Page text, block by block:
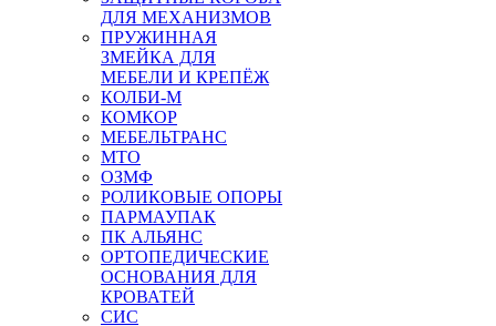
ДЛЯ МЕХАНИЗМОВ
ПРУЖИННАЯ
ЗМЕЙКА ДЛЯ
МЕБЕЛИ И КРЕПЁЖ
КОЛБИ-М
КОМКОР
МЕБЕЛЬТРАНС
MTO
ОЗМФ
РОЛИКОВЫЕ ОПОРЫ
ПАРМАУПАК
ПК АЛЬЯНС
ОРТОПЕДИЧЕСКИЕ
ОСНОВАНИЯ ДЛЯ
КРОВАТЕЙ
СИС